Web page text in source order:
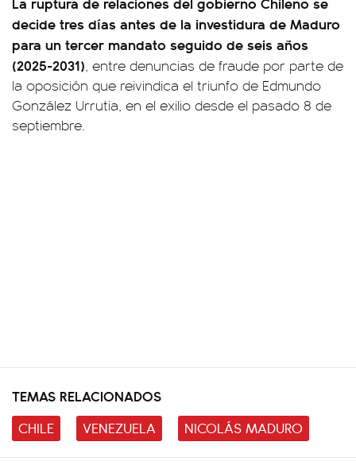
decide tres días antes de la investidura de Maduro
para un tercer mandato seguido de seis años
(2025-2031), entre denuncias de fraude por parte de
la oposición que reivindica el triunfo de Edmundo
González Urrutia, en el exilio desde el pasado 8 de
septiembre.
TEMAS RELACIONADOS
CHILE
VENEZUELA NICOLÁS MADURO